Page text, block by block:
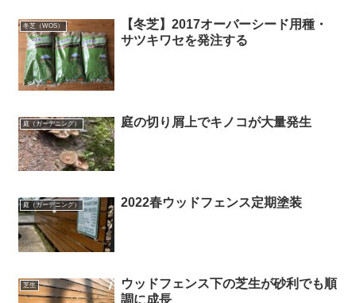
冬芝（WOS）
【冬芝】2017オーバーシード用種・
サツキワセを発注する
庭（ガーデニング） 庭の切り屑上でキノコが大量発生
庭（ガーデニング） 2022春ウッドフェンス定期塗装
芝生
ウッドフェンス下の芝生が砂利でも順
調に成長